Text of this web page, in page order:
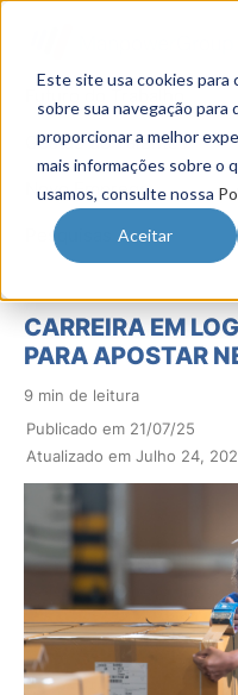
Este site usa cookies para
sobre sua navegação para
proporcionar a melhor
mais informações sobre o
usamos, consulte nossa
Aceitar
Gestão de Talentos
Novo Emprego
Pesquisas
CARREIRA EM
PARA APOSTAR
9 min de leitura
Publicado em 21/07/25
Atualizado em Julho 24,